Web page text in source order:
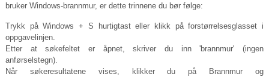
bruker Windows-brannmur, er dette trinnene du bør følge:
Trykk på Windows + S hurtigtast eller klikk på forstørrelsesglasset i
oppgavelinjen.
Etter at søkefeltet er åpnet, skriver du inn 'brannmur' (ingen
anførselstegn).
Når søkeresultatene vises, klikker du på Brannmur og